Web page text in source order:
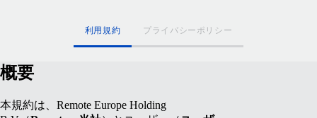
利用規約 プライバシーポリシー
概要
本規約は、Remote Europe Holding